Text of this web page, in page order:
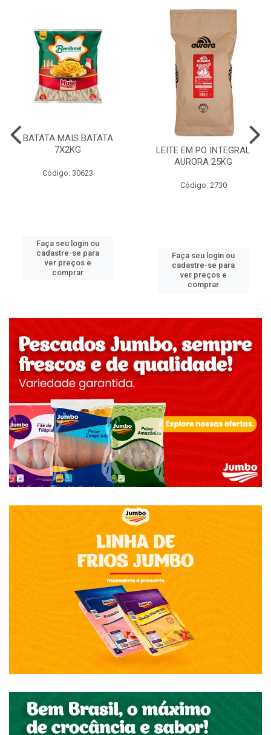
BATATA MAIS BATATA
7X2KG
Código: 30623
Faça seu login ou
cadastre-se para
ver preços e
comprar
LEITE EM PO INTEGRAL
AURORA 25KG
Código: 2730
Faça seu login ou
cadastre-se para
ver preços e
comprar